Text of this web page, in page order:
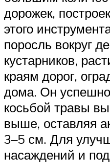
дорожек,
этого
поросль вокруг
кустарников,
краям дорог,
дома. Он
косьбой травы
выше, оставляя
3–5 см. Для
насаждений и